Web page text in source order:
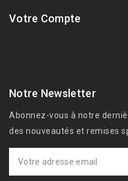
Votre Compte
Notre Newsletter
Abonnez-vous à notre
des nouveautés et remises